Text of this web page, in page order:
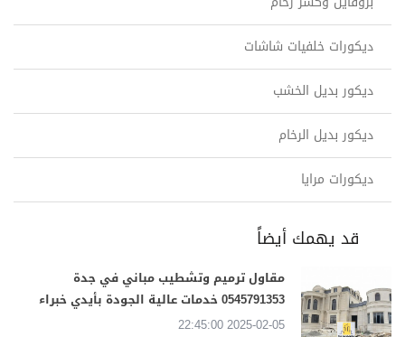
ديكورات خلفيات شاشات
ديكور بديل الخشب
ديكور بديل الرخام
ديكورات مرايا
قد يهمك أيضاً
مقاول ترميم وتشطيب مباني في جدة
0545791353 خدمات عالية الجودة بأيدي خبراء
2025-02-05 22:45:00